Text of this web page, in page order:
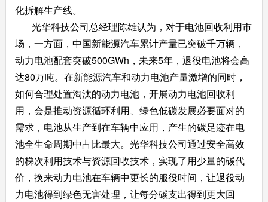
化拆解生产线。
光华科技公司总经理陈雄认为，对于电池回收利用市
场，一方面，中国新能源汽车累计产量已突破千万辆，
动力电池配套突破500GWh，未来5年，退役电池将会高
达80万吨。在新能源汽车和动力电池产量激增的同时，
如何合理处置淘汰的动力电池，开展动力电池回收利
用，会是推动资源循环利用、绿色低碳发展必要面对的
需求，电池从生产到在车辆中应用，产生的碳足迹在电
池全生命周期中占比最大。光华科技公司通过安全高效
的梯次利用技术与资源回收技术，实现了用少量的碳代
价，换来动力电池在车辆中更长的服役时间，让退役动
力电池得到绿色无害处理，让每分碳支出得到更大回